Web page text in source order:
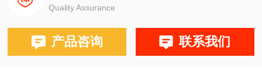
K35HD2-8Quality Assurance
产品咨询 联系我们